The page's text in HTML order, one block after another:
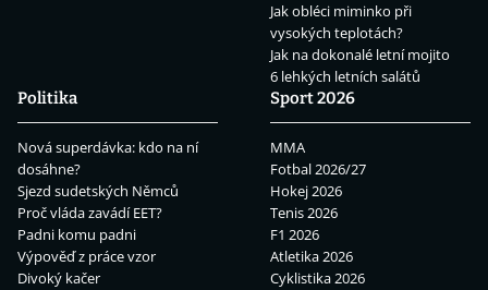
Jak obléci miminko při
vysokých teplotách?
Jak na dokonalé letní mojito
6 lehkých letních salátů
Politika
Nová superdávka: kdo na ní
dosáhne?
Sjezd sudetských Němců
Proč vláda zavádí EET?
Padni komu padni
Výpověď z práce vzor
Divoký kačer
Sport 2026
MMA
Fotbal 2026/27
Hokej 2026
Tenis 2026
F1 2026
Atletika 2026
Cyklistika 2026